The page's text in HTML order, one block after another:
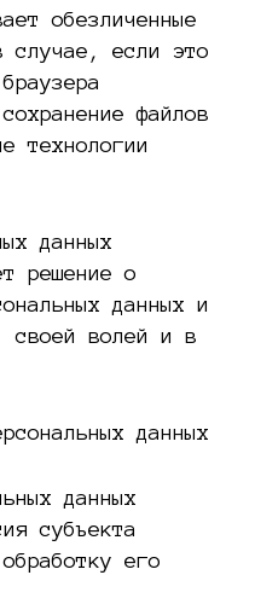
обезличенные
случае, если это
файлов
технологии
данных
решение о
данных и
своей волей и в
данных
данных
субъекта
его